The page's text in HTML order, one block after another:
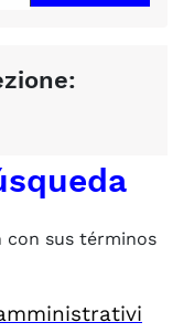
con sus términos